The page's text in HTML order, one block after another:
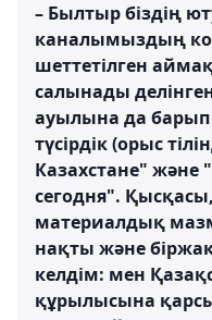
– Былтыр біздің
каналымыздың
шеттетілген
салынады
ауылына да
түсірдік (орыс
Казахстане" және
сегодня".
материалдық
нақты және
келдім: мен
құрылысына